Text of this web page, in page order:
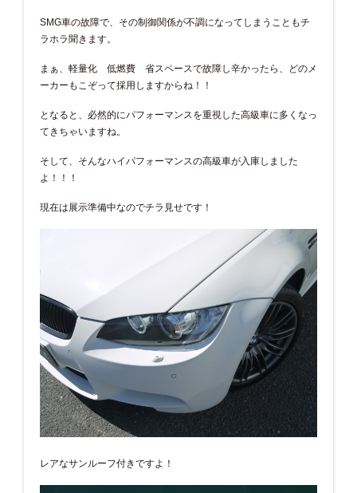
SMG車の故障で、その制御関係が不調になってしまうこともチ
ラホラ聞きます。
まぁ、軽量化 低燃費 省スペースで故障し辛かったら、どのメ
ーカーもこぞって採用しますからね！！
となると、必然的にパフォーマンスを重視した高級車に多くなっ
てきちゃいますね。
そして、そんなハイパフォーマンスの高級車が入庫しました
よ！！！
現在は展示準備中なのでチラ見せです！
レアなサンルーフ付きですよ！